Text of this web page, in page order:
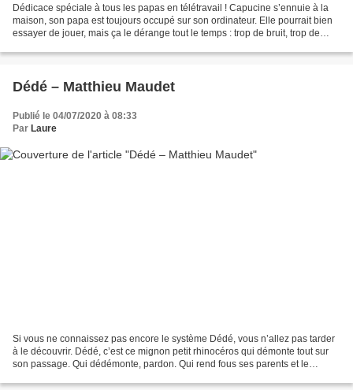
Dédicace spéciale à tous les papas en télétravail ! Capucine s’ennuie à la
maison, son papa est toujours occupé sur son ordinateur. Elle pourrait bien
essayer de jouer, mais ça le dérange tout le temps : trop de bruit, trop de
Dédé – Matthieu Maudet
Publié le 04/07/2020 à 08:33
Par Laure
Si vous ne connaissez pas encore le système Dédé, vous n’allez pas tarder
à le découvrir. Dédé, c’est ce mignon petit rhinocéros qui démonte tout sur
son passage. Qui dédémonte, pardon. Qui rend fous ses parents et le